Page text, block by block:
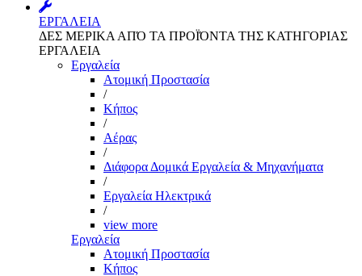
ΕΡΓΑΛΕΙΑ
ΔΕΣ ΜΕΡΙΚΑ ΑΠΌ ΤΑ ΠΡΟΪΌΝΤΑ ΤΗΣ ΚΑΤΗΓΟΡΙΑΣ
ΕΡΓΑΛΕΙΑ
Εργαλεία
Aτομική Προστασία
/
Kήπος
/
Αέρας
/
Διάφορα Δομικά Εργαλεία & Μηχανήματα
/
Εργαλεία Ηλεκτρικά
/
view more
Εργαλεία
Aτομική Προστασία
Kήπος